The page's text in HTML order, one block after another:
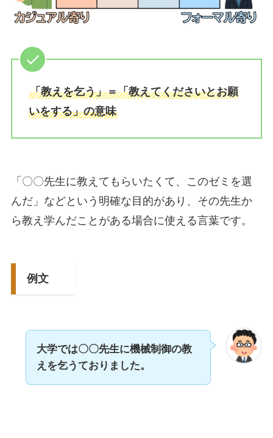
「教えを乞う」＝「教えてくださいとお願
いをする」の意味
「〇〇先生に教えてもらいたくて、このゼミを選
んだ」などという明確な目的があり、その先生か
ら教え学んだことがある場合に使える言葉です。
例文
大学では〇〇先生に機械制御の教
えを乞うておりました。